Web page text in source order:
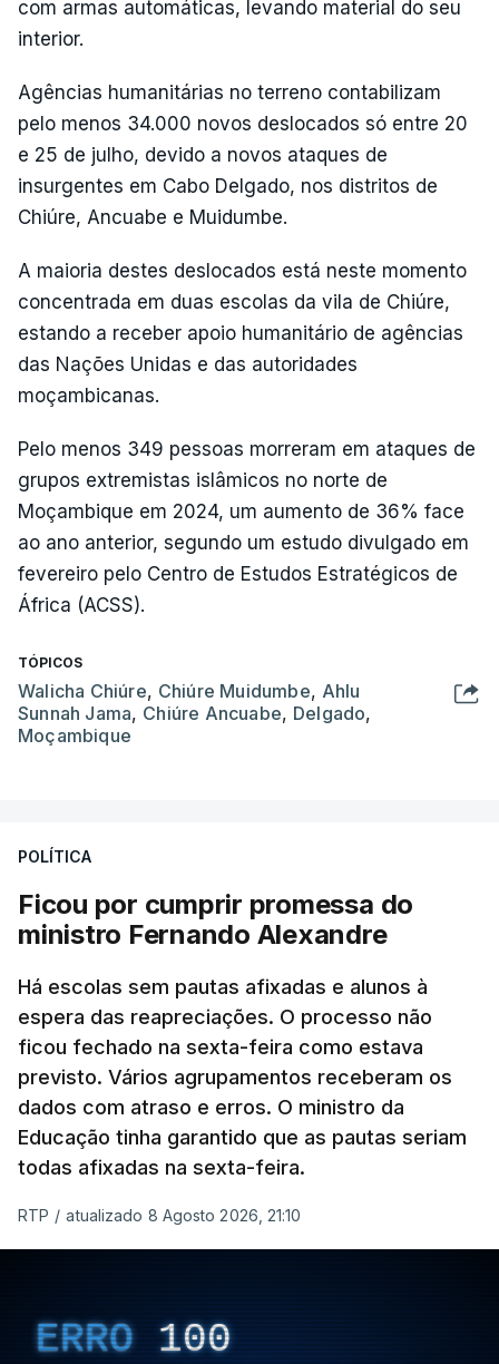
com armas automáticas, levando material do seu
interior.
Agências humanitárias no terreno contabilizam
pelo menos 34.000 novos deslocados só entre 20
e 25 de julho, devido a novos ataques de
insurgentes em Cabo Delgado, nos distritos de
Chiúre, Ancuabe e Muidumbe.
A maioria destes deslocados está neste momento
concentrada em duas escolas da vila de Chiúre,
estando a receber apoio humanitário de agências
das Nações Unidas e das autoridades
moçambicanas.
Pelo menos 349 pessoas morreram em ataques de
grupos extremistas islâmicos no norte de
Moçambique em 2024, um aumento de 36% face
ao ano anterior, segundo um estudo divulgado em
fevereiro pelo Centro de Estudos Estratégicos de
África (ACSS).
TÓPICOS
Walicha Chiúre, Chiúre Muidumbe, Ahlu
Sunnah Jama, Chiúre Ancuabe, Delgado,
Moçambique
POLÍTICA
Ficou por cumprir promessa do
ministro Fernando Alexandre
Há escolas sem pautas afixadas e alunos à
espera das reapreciações. O processo não
ficou fechado na sexta-feira como estava
previsto. Vários agrupamentos receberam os
dados com atraso e erros. O ministro da
Educação tinha garantido que as pautas seriam
todas afixadas na sexta-feira.
RTP / atualizado 8 Agosto 2026, 21:10
ERRO 100